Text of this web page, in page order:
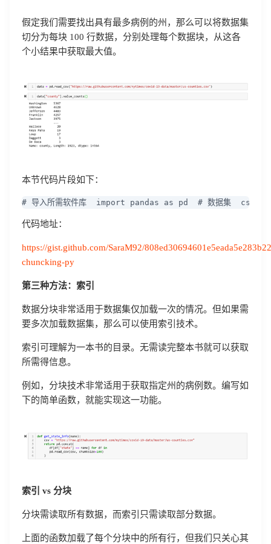
假定我们需要找出具有最多病例的州，那么可以将数据集
切分为每块 100 行数据，分别处理每个数据块，从这各
个小结果中获取最大值。
本节代码片段如下：
# 导入所需软件库  import pandas as pd  # 数据集
代码地址：
https://gist.github.com/SaraM92/
chuncking-py
第三种方法：索引
数据分块非常适用于数据集仅加载一次的情况。但如果需
要多次加载数据集，那么可以使用索引技术。
索引可理解为一本书的目录。无需读完整本书就可以获取
所需得信息。
例如，分块技术非常适用于获取指定州的病例数。编写如
下的简单函数，就能实现这一功能。
索引 vs 分块
分块需读取所有数据，而索引只需读取部分数据。
上面的函数加载了每个分块中的所有行，但我们只关心其
提交
不了，谢谢